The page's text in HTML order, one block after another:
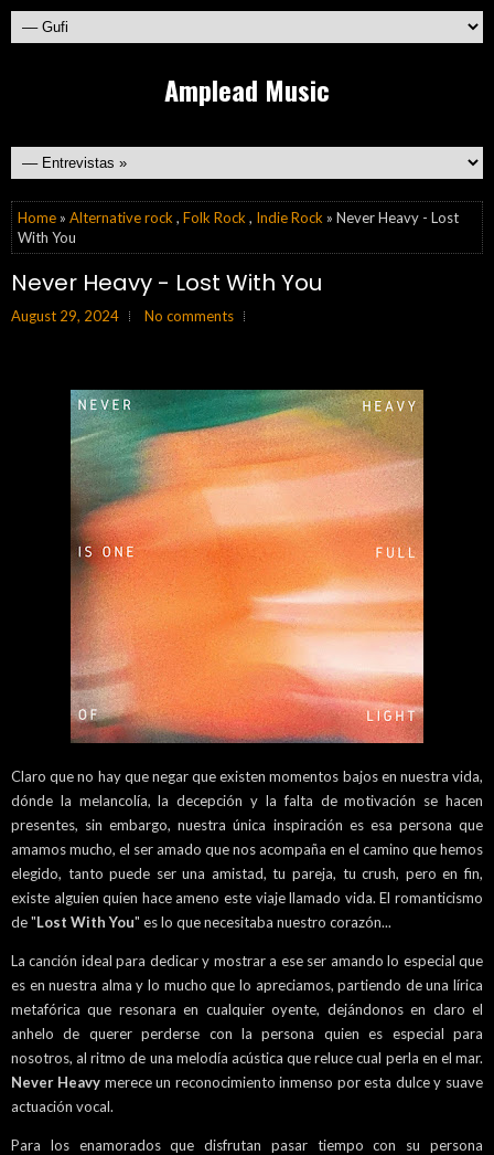
Amplead Music
Home » Alternative rock , Folk Rock , Indie Rock » Never Heavy - Lost
With You
Never Heavy - Lost With You
August 29, 2024 No comments
Claro que no hay que negar que existen momentos bajos en nuestra vida,
dónde la melancolía, la decepción y la falta de motivación se hacen
presentes, sin embargo, nuestra única inspiración es esa persona que
amamos mucho, el ser amado que nos acompaña en el camino que hemos
elegido, tanto puede ser una amistad, tu pareja, tu crush, pero en fin,
existe alguien quien hace ameno este viaje llamado vida. El romanticismo
de "Lost With You" es lo que necesitaba nuestro corazón...
La canción ideal para dedicar y mostrar a ese ser amando lo especial que
es en nuestra alma y lo mucho que lo apreciamos, partiendo de una lírica
metafórica que resonara en cualquier oyente, dejándonos en claro el
anhelo de querer perderse con la persona quien es especial para
nosotros, al ritmo de una melodía acústica que reluce cual perla en el mar.
Never Heavy merece un reconocimiento inmenso por esta dulce y suave
actuación vocal.
Para los enamorados que disfrutan pasar tiempo con su persona